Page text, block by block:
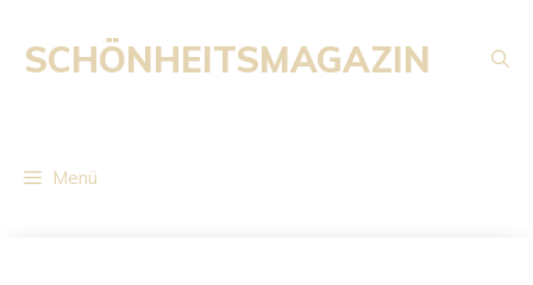
Inhalt
springen
SCHÖNHEITSMAGAZIN
Menü